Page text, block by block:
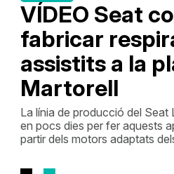
VÍDEO Seat
fabricar
assistits a la
Martorell
La línia de producció del
en pocs dies per fer aquests
partir dels motors adaptats